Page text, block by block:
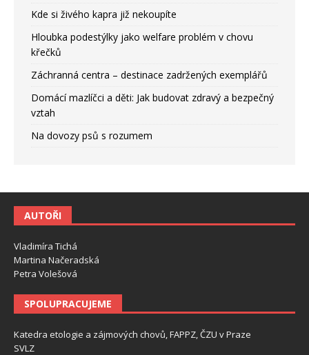
Kde si živého kapra již nekoupíte
Hloubka podestýlky jako welfare problém v chovu
křečků
Záchranná centra – destinace zadržených exemplářů
Domácí mazlíčci a děti: Jak budovat zdravý a bezpečný
vztah
Na dovozy psů s rozumem
AUTOŘI
Vladimíra Tichá
Martina Načeradská
Petra Volešová
SPOLUPRACUJEME
Katedra etologie a zájmových chovů, FAPPZ, ČZU v Praze
SVLZ